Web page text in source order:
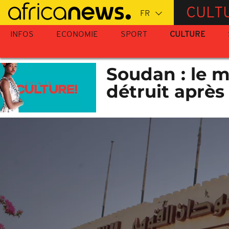
Passer
au
contenu
INFOS ECONOMIE SPORT CULTURE
Soudan : le
détruit après